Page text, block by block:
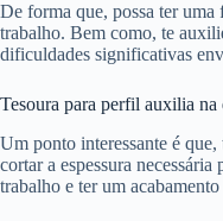
De forma que, possa ter
trabalho. Bem como, te
dificuldades significativas
Tesoura para perfil auxilia na
Um ponto interessante é que,
cortar a espessura
trabalho e ter um